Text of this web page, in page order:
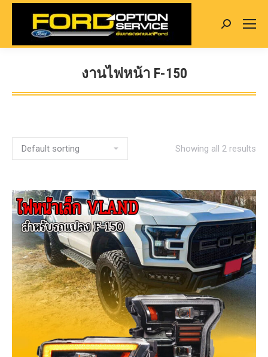
Search:
งานไฟหน้า F-150
You are here:
Showing all 2 results